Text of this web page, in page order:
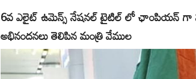
6వ ఎలైట్ ఉమెన్స్ నేషనల్ టైటిల్ లో ఛాంపియన్ గా
అభినందనలు తెలిపిన మంత్రి వేముల